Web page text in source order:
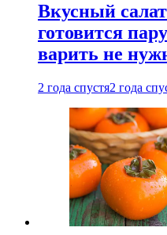
Вкусный
готовится
варить не
2 года спустя2 года